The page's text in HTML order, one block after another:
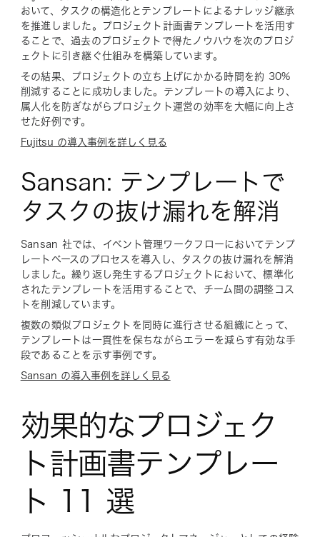
おいて、タスクの構造化とテンプレートによるナレッジ継承
を推進しました。プロジェクト計画書テンプレートを活用す
ることで、過去のプロジェクトで得たノウハウを次のプロジ
ェクトに引き継ぐ仕組みを構築しています。
その結果、プロジェクトの立ち上げにかかる時間を約 30%
削減することに成功しました。テンプレートの導入により、
属人化を防ぎながらプロジェクト運営の効率を大幅に向上さ
せた好例です。
Fujitsu の導入事例を詳しく見る
Sansan: テンプレートで
タスクの抜け漏れを解消
Sansan 社では、イベント管理ワークフローにおいてテンプ
レートベースのプロセスを導入し、タスクの抜け漏れを解消
しました。繰り返し発生するプロジェクトにおいて、標準化
されたテンプレートを活用することで、チーム間の調整コス
トを削減しています。
複数の類似プロジェクトを同時に進行させる組織にとって、
テンプレートは一貫性を保ちながらエラーを減らす有効な手
段であることを示す事例です。
Sansan の導入事例を詳しく見る
効果的なプロジェク
ト計画書テンプレー
ト 11 選